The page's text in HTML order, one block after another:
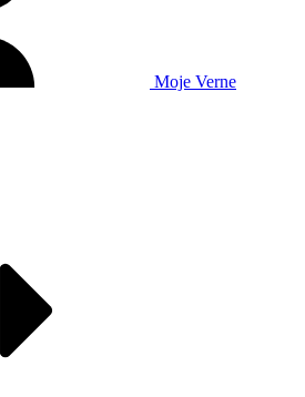
Moje Verne